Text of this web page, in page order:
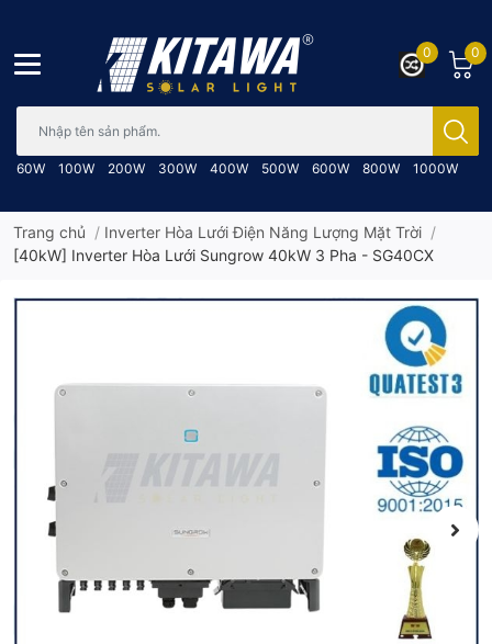
60W 100W 200W 300W 400W 500W 600W 800W 1000W
0
0
Trang chủ / Inverter Hòa Lưới Điện Năng Lượng Mặt Trời /
[40kW] Inverter Hòa Lưới Sungrow 40kW 3 Pha - SG40CX